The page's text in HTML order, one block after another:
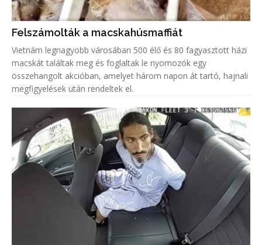
Felszámolták a macskahúsmaffiát
Vietnám legnagyobb városában 500 élő és 80 fagyasztott házi
macskát találtak meg és foglaltak le nyomozók egy
összehangolt akcióban, amelyet három napon át tartó, hajnali
megfigyelések után rendeltek el.